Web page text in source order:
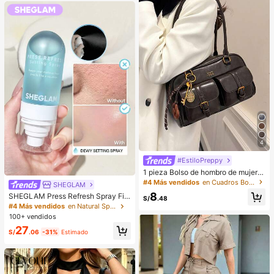
SHEGLAM
SHEGLAM Press Refresh Spray Fija
dor Marca De Belleza CosméTica
Maquillaje Para Mujeres Y NiñAs
#4 Más vendidos
en Natural Spray fijador
100+ vendidos
S/27.06 -31% Estimado
asiones.
4
#EstiloPreppy
1 pieza Bolso de hombro de mujer d
e unicolor retro de piel de PU con m
ene con un accesorio colgante des
ede variar ligeramente)
#4 Más vendidos en Cuadros Bolsos De Hombro De Mujer
S/8.48